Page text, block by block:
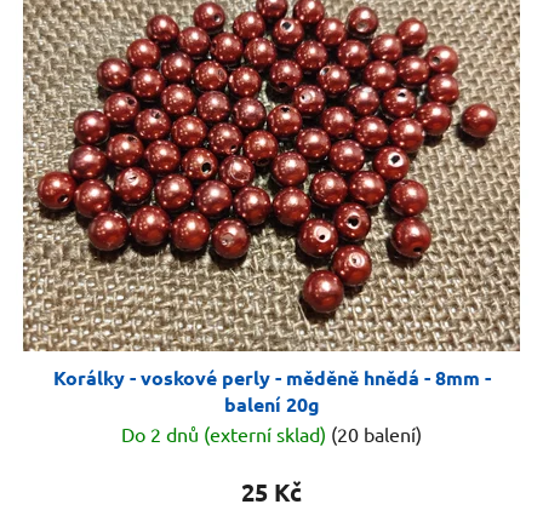
Korálky - voskové perly - měděně hnědá - 8mm -
balení 20g
Do 2 dnů (externí sklad) (20 balení)
25 Kč